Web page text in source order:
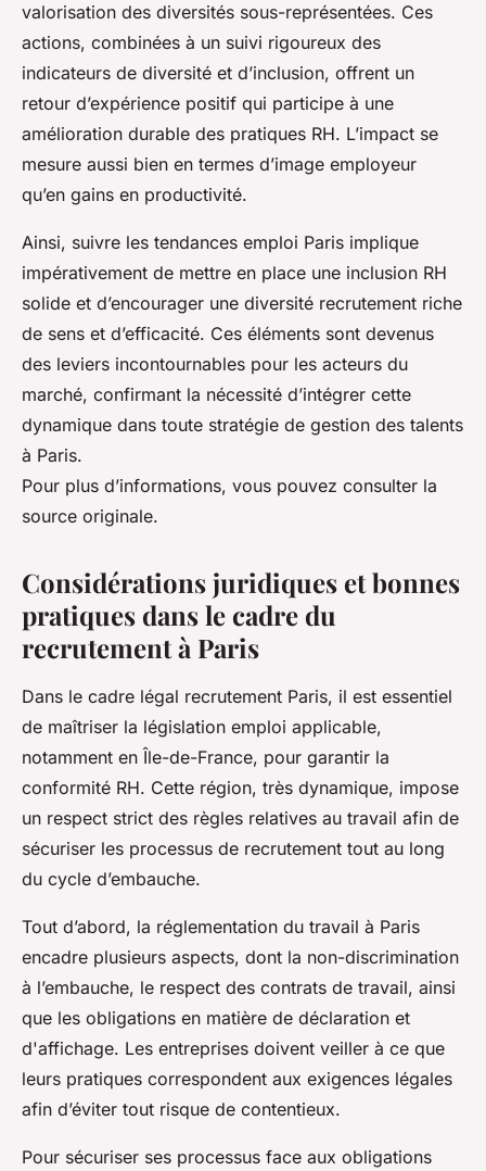
valorisation des diversités sous-représentées. Ces
actions, combinées à un suivi rigoureux des
indicateurs de diversité et d’inclusion, offrent un
retour d’expérience positif qui participe à une
amélioration durable des pratiques RH. L’impact se
mesure aussi bien en termes d’image employeur
qu’en gains en productivité.
Ainsi, suivre les tendances emploi Paris implique
impérativement de mettre en place une inclusion RH
solide et d’encourager une diversité recrutement riche
de sens et d’efficacité. Ces éléments sont devenus
des leviers incontournables pour les acteurs du
marché, confirmant la nécessité d’intégrer cette
dynamique dans toute stratégie de gestion des talents
à Paris.
Pour plus d’informations, vous pouvez consulter la
source originale.
Considérations juridiques et bonnes
pratiques dans le cadre du
recrutement à Paris
Dans le cadre légal recrutement Paris, il est essentiel
de maîtriser la législation emploi applicable,
notamment en Île-de-France, pour garantir la
conformité RH. Cette région, très dynamique, impose
un respect strict des règles relatives au travail afin de
sécuriser les processus de recrutement tout au long
du cycle d’embauche.
Tout d’abord, la réglementation du travail à Paris
encadre plusieurs aspects, dont la non-discrimination
à l’embauche, le respect des contrats de travail, ainsi
que les obligations en matière de déclaration et
d'affichage. Les entreprises doivent veiller à ce que
leurs pratiques correspondent aux exigences légales
afin d’éviter tout risque de contentieux.
Pour sécuriser ses processus face aux obligations